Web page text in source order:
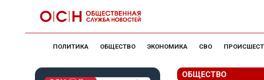
ПОЛИТИКА ОБЩЕСТВО ЭКОНОМИКА СВО
ОБЩЕСТВО